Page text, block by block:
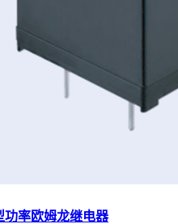
功率欧姆龙继电器